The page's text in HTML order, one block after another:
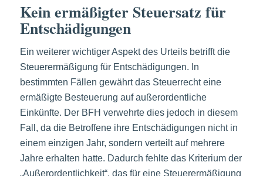
Kein ermäßigter Steuersatz für
Entschädigungen
Ein weiterer wichtiger Aspekt des Urteils betrifft die
Steuerermäßigung für Entschädigungen. In
bestimmten Fällen gewährt das Steuerrecht eine
ermäßigte Besteuerung auf außerordentliche
Einkünfte. Der BFH verwehrte dies jedoch in diesem
Fall, da die Betroffene ihre Entschädigungen nicht in
einem einzigen Jahr, sondern verteilt auf mehrere
Jahre erhalten hatte. Dadurch fehlte das Kriterium der
„Außerordentlichkeit“, das für eine Steuerermäßigung